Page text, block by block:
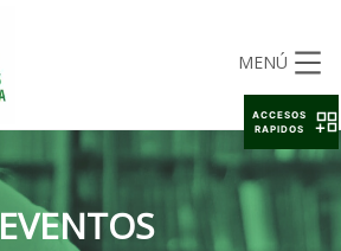
MENÚ
EVENTOS
ACCESOS
RAPIDOS